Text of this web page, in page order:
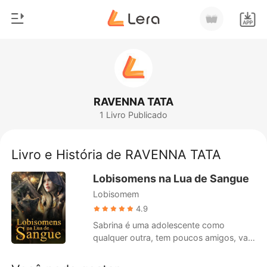
Baixar App
Lobisomem
Romance
Bilionários
Ranking
RAVENNA TATA
1 Livro Publicado
Livro e História de RAVENNA TATA
Lobisomens na Lua de Sangue
Lobisomem
4.9
Sabrina é uma adolescente como
qualquer outra, tem poucos amigos, vai